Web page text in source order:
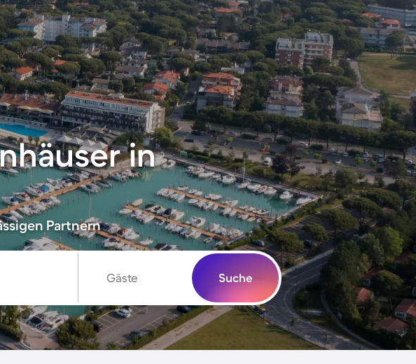
in
Partnern
Gäste Suche